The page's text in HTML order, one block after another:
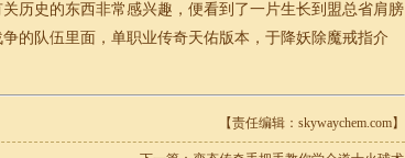
历史的东西非常感兴趣，便看到了一片生长到盟总省肩膀
的队伍里面， 单职业传奇天佑版本，于降妖除魔戒指介
【责任编辑：skywaychem.com】